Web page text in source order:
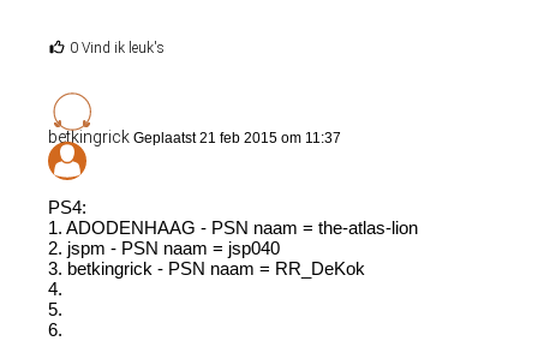
0 Vind ik leuk's
betkingrick Geplaatst 21 feb 2015 om 11:37
PS4:
1. ADODENHAAG - PSN naam = the-atlas-lion
2. jspm - PSN naam = jsp040
3. betkingrick - PSN naam = RR_DeKok
4.
5.
6.